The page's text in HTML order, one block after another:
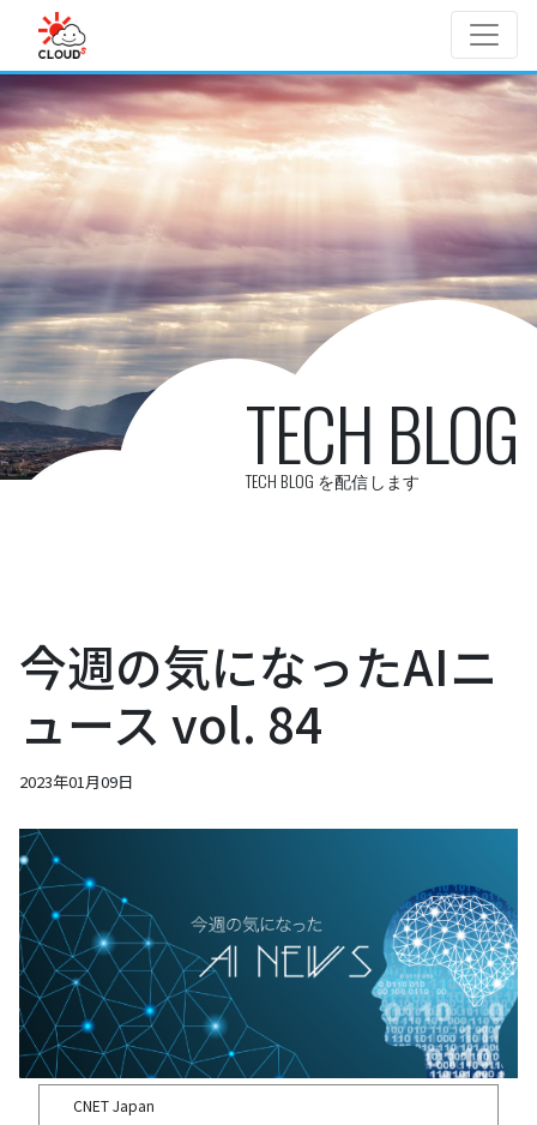
Skip to main content
TECH BLOG
TECH BLOG を配信します
今週の気になったAIニ
ュース vol. 84
2023年01月09日
CNET Japan